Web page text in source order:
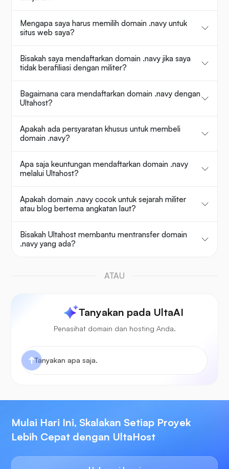
Mengapa saya harus memilih domain .navy untuk
situs web saya?
Bisakah saya mendaftarkan domain .navy jika saya
tidak berafiliasi dengan militer?
Bagaimana cara mendaftarkan domain .navy dengan
Ultahost?
Apakah ada persyaratan khusus untuk membeli
domain .navy?
Apa saja keuntungan mendaftarkan domain .navy
melalui Ultahost?
Apakah domain .navy cocok untuk sejarah militer
atau blog bertema angkatan laut?
Bisakah Ultahost membantu mentransfer domain
.navy yang ada?
ATAU
Tanyakan pada UltaAI
Penasihat domain dan hosting Anda.
Mulai Hari Ini, Skalakan Setiap Proyek
Lebih Cepat dengan UltaHost